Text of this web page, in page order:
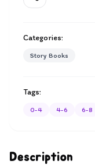
Description
Categories:
Story Books
Tags:
0-4 4-6 6-8